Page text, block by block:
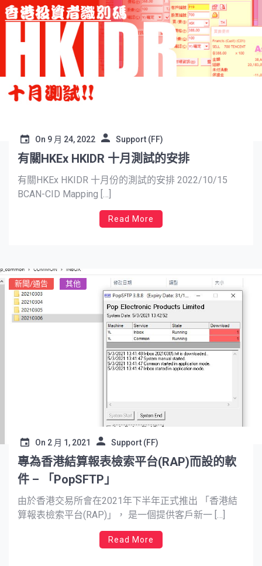
On 9 月 24, 2022 Support (FF)
有關HKEx HKIDR 十月測試的安排
有關HKEx HKIDR 十月份的測試的安排 2022/10/15
BCAN-CID Mapping […]
Read More
新聞/通告 其他
On 2 月 1, 2021 Support (FF)
專為香港結算報表檢索平台(RAP)而設的軟
件 – 「PopSFTP」
由於香港交易所會在2021年下半年正式推出 「香港結
算報表檢索平台(RAP)」， 是一個提供客戶新一 […]
Read More